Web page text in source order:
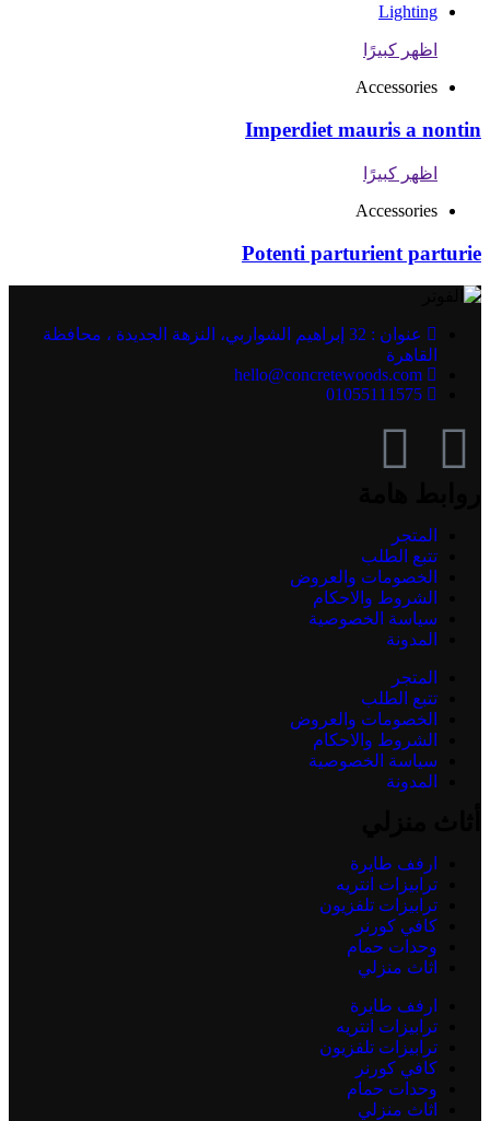
Lighting
اظهر كبيرًا
Accessories
Imperdiet mauris a nontin
اظهر كبيرًا
Accessories
Potenti parturient parturie
عنوان : 32 إبراهيم الشواربي، النزهة الجديدة ، محافظة
القاهرة
hello@concretewoods.com
01055111575
المتجر
تتبع الطلب
الخصومات والعروض
الشروط والاحكام
سياسة الخصوصية
المدونة
المتجر
تتبع الطلب
الخصومات والعروض
الشروط والاحكام
سياسة الخصوصية
المدونة
ارفف طايرة
ترابيزات انتريه
ترابيزات تلفزيون
كافي كورنر
وحدات حمام
اثاث منزلي
ارفف طايرة
ترابيزات انتريه
ترابيزات تلفزيون
كافي كورنر
وحدات حمام
اثاث منزلي